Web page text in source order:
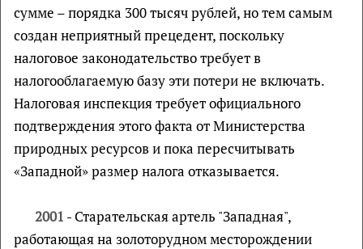
сумме – порядка 300 тысяч рублей, но тем самым
создан неприятный прецедент, поскольку
налоговое законодательство требует в
налогооблагаемую базу эти потери не включать.
Налоговая инспекция требует официального
подтверждения этого факта от Министерства
природных ресурсов и пока пересчитывать
«Западной» размер налога отказывается.
2001 - Старательская артель "Западная",
работающая на золоторудном месторождении